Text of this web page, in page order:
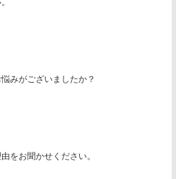
みがございましたか？
をお聞かせください。